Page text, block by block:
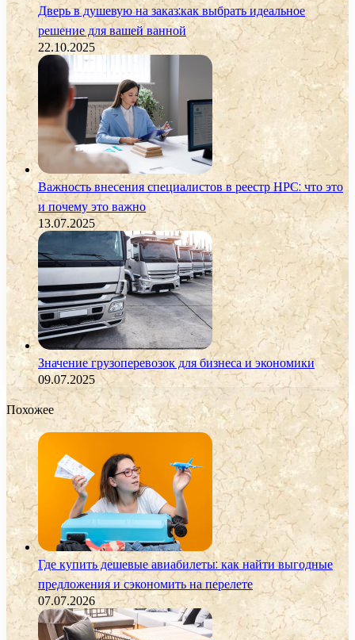
Дверь в душевую на заказ:как выбрать идеальное
решение для вашей ванной
22.10.2025
Важность внесения специалистов в реестр НРС: что это
и почему это важно
13.07.2025
Значение грузоперевозок для бизнеса и экономики
09.07.2025
Похожее
Где купить дешевые авиабилеты: как найти выгодные
предложения и сэкономить на перелете
07.07.2026